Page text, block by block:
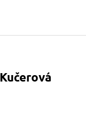
Kučerová